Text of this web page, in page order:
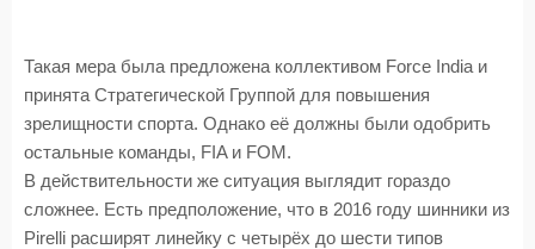
Такая мера была предложена коллективом Force India и
принята Стратегической Группой для повышения
зрелищности спорта. Однако её должны были одобрить
остальные команды, FIA и FOM.
В действительности же ситуация выглядит гораздо
сложнее. Есть предположение, что в 2016 году шинники из
Pirelli расширят линейку с четырёх до шести типов